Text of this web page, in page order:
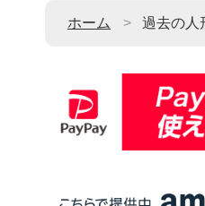
ホーム 過去の人